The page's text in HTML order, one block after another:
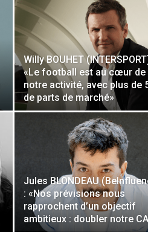
Willy BOUHET
«Le football est au cœur de
notre activité, avec plus de
de parts de marché»
Jules BLONDEAU
: «Nos prévisions nous
rapprochent d’un objectif
ambitieux : doubler notre